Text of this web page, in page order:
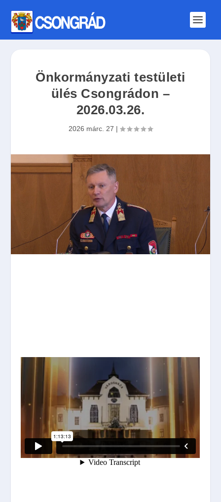
Önkormányzati testületi
ülés Csongrádon –
2026.03.26.
2026 márc. 27 |